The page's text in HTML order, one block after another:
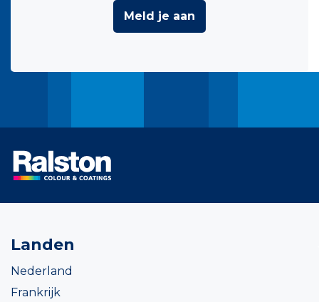
Meld je aan
Landen
Nederland
Frankrijk